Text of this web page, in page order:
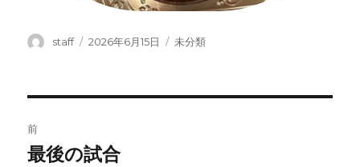
投
staff
投
2026年6月15日
カ
未分類
稿
前
前
最後の試合